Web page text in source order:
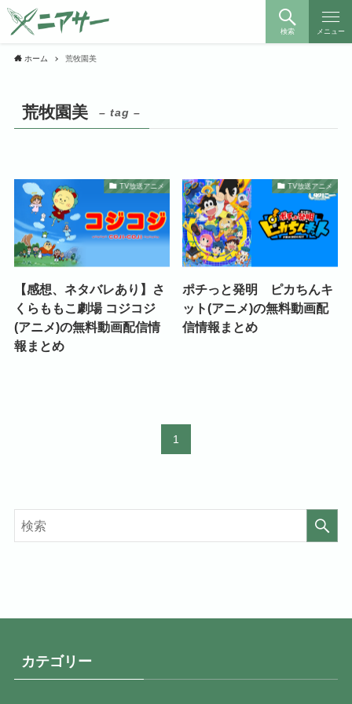
検索 メニュー
ホーム 荒牧園美
荒牧園美 – tag –
TV放送アニメ
【感想、ネタバレあり】さ
くらももこ劇場 コジコジ
(アニメ)の無料動画配信情
報まとめ
TV放送アニメ
ポチっと発明 ピカちんキ
ット(アニメ)の無料動画配
信情報まとめ
1
カテゴリー